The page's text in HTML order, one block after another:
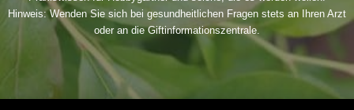
Hinweis: Wenden Sie sich bei gesundheitlichen Fragen stets an Ihren Arzt
oder an die Giftinformationszentrale.